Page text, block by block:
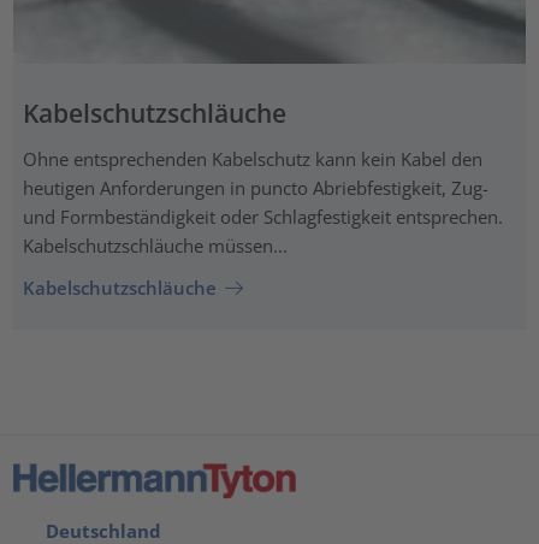
Kabelschutzschläuche
Ohne entsprechenden Kabelschutz kann kein Kabel den
heutigen Anforderungen in puncto Abriebfestigkeit, Zug-
und Formbeständigkeit oder Schlagfestigkeit entsprechen.
Kabelschutzschläuche müssen...
Kabelschutzschläuche
Deutschland